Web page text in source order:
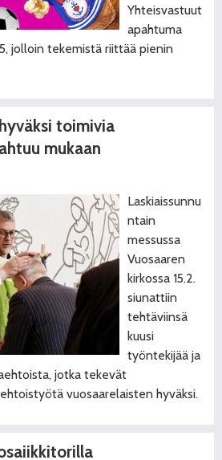
Yhteisvastuut
apahtuma
jolloin tekemistä riittää pienin
toimivia
mukaan
Laskiaissunnu
ntain
messussa
Vuosaaren
kirkossa 15.2.
siunattiin
tehtäviinsä
kuusi
työntekijää ja
jotka tekevät
vuosaarelaisten hyväksi.